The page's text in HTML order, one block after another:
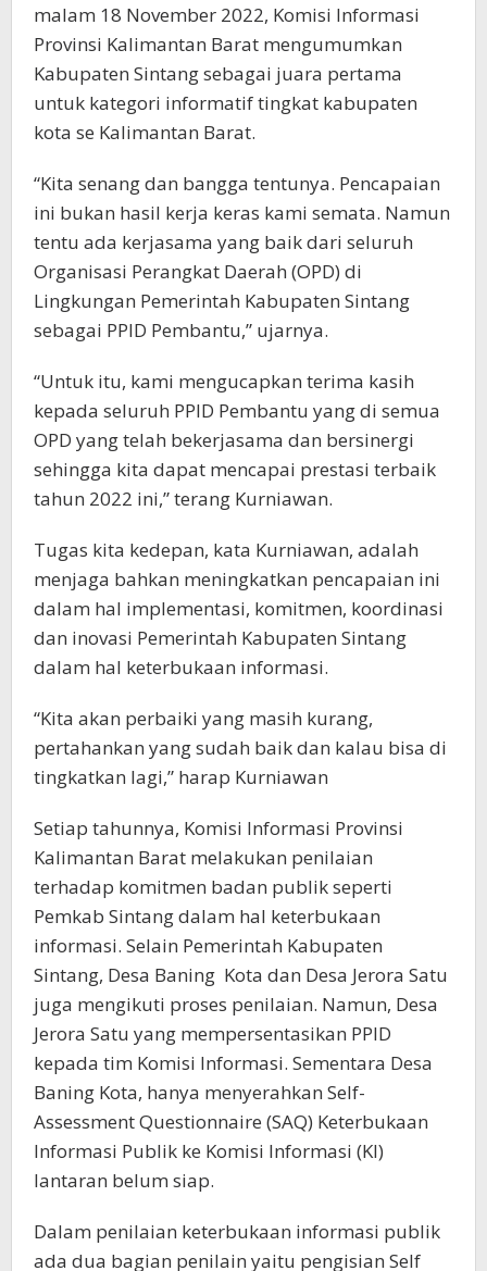
malam 18 November 2022, Komisi Informasi
Provinsi Kalimantan Barat mengumumkan
Kabupaten Sintang sebagai juara pertama
untuk kategori informatif tingkat kabupaten
kota se Kalimantan Barat.
“Kita senang dan bangga tentunya. Pencapaian
ini bukan hasil kerja keras kami semata. Namun
tentu ada kerjasama yang baik dari seluruh
Organisasi Perangkat Daerah (OPD) di
Lingkungan Pemerintah Kabupaten Sintang
sebagai PPID Pembantu,” ujarnya.
“Untuk itu, kami mengucapkan terima kasih
kepada seluruh PPID Pembantu yang di semua
OPD yang telah bekerjasama dan bersinergi
sehingga kita dapat mencapai prestasi terbaik
tahun 2022 ini,” terang Kurniawan.
Tugas kita kedepan, kata Kurniawan, adalah
menjaga bahkan meningkatkan pencapaian ini
dalam hal implementasi, komitmen, koordinasi
dan inovasi Pemerintah Kabupaten Sintang
dalam hal keterbukaan informasi.
“Kita akan perbaiki yang masih kurang,
pertahankan yang sudah baik dan kalau bisa di
tingkatkan lagi,” harap Kurniawan
Setiap tahunnya, Komisi Informasi Provinsi
Kalimantan Barat melakukan penilaian
terhadap komitmen badan publik seperti
Pemkab Sintang dalam hal keterbukaan
informasi. Selain Pemerintah Kabupaten
Sintang, Desa Baning Kota dan Desa Jerora Satu
juga mengikuti proses penilaian. Namun, Desa
Jerora Satu yang mempersentasikan PPID
kepada tim Komisi Informasi. Sementara Desa
Baning Kota, hanya menyerahkan Self-
Assessment Questionnaire (SAQ) Keterbukaan
Informasi Publik ke Komisi Informasi (KI)
lantaran belum siap.
Dalam penilaian keterbukaan informasi publik
ada dua bagian penilain yaitu pengisian Self